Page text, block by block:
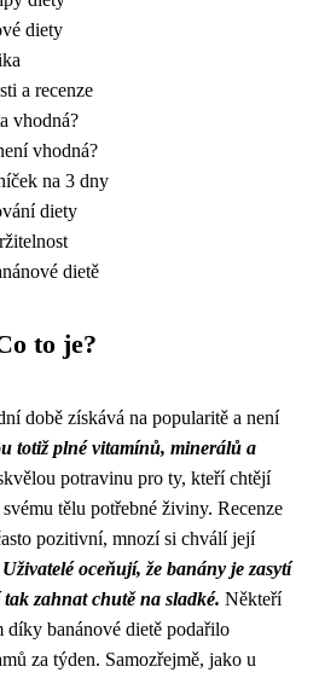
diety
a recenze
vhodná?
vhodná?
na 3 dny
diety
dietě
to je?
době získává na popularitě a není
totiž plné vitamínů, minerálů a
potravinu pro ty, kteří chtějí
tělu potřebné živiny. Recenze
pozitivní, mnozí si chválí její
Uživatelé oceňují, že banány je zasytí
zahnat chutě na sladké. Někteří
díky banánové dietě podařilo
za týden. Samozřejmě, jako u